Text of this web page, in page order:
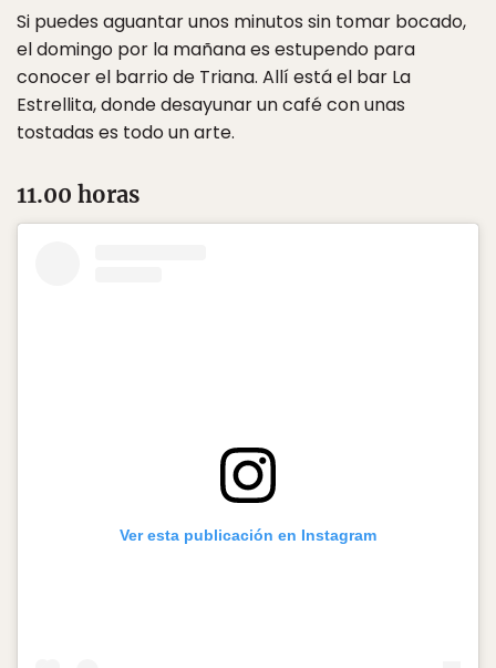
Si puedes aguantar unos minutos sin tomar bocado,
el domingo por la mañana es estupendo para
conocer el barrio de Triana. Allí está el bar La
Estrellita, donde desayunar un café con unas
tostadas es todo un arte.
11.00 horas
Ver esta publicación en Instagram